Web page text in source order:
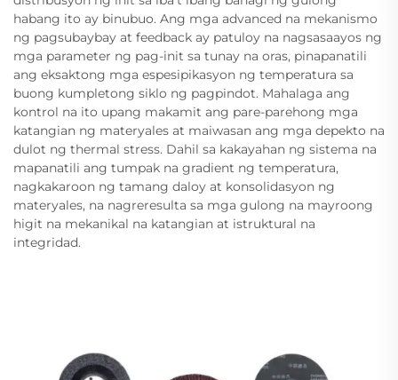
habang ito ay binubuo. Ang mga advanced na mekanismo
ng pagsubaybay at feedback ay patuloy na nagsasaayos ng
mga parameter ng pag-init sa tunay na oras, pinapanatili
ang eksaktong mga espesipikasyon ng temperatura sa
buong kumpletong siklo ng pagpindot. Mahalaga ang
kontrol na ito upang makamit ang pare-parehong mga
katangian ng materyales at maiwasan ang mga depekto na
dulot ng thermal stress. Dahil sa kakayahan ng sistema na
mapanatili ang tumpak na gradient ng temperatura,
nagkakaroon ng tamang daloy at konsolidasyon ng
materyales, na nagreresulta sa mga gulong na mayroong
higit na mekanikal na katangian at istruktural na
integridad.